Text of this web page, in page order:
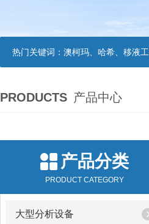
热门关键词： 澳柯玛、哈希、移液
PRODUCTS 产品中心
产品分类
PRODUCT CATEGORY
大型分析设备